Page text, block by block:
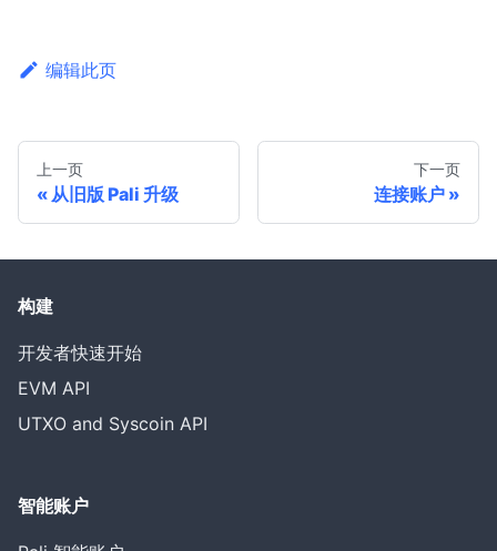
编辑此页
上一页
从旧版 Pali 升级
下一页
连接账户
构建
开发者快速开始
EVM API
UTXO and Syscoin API
智能账户